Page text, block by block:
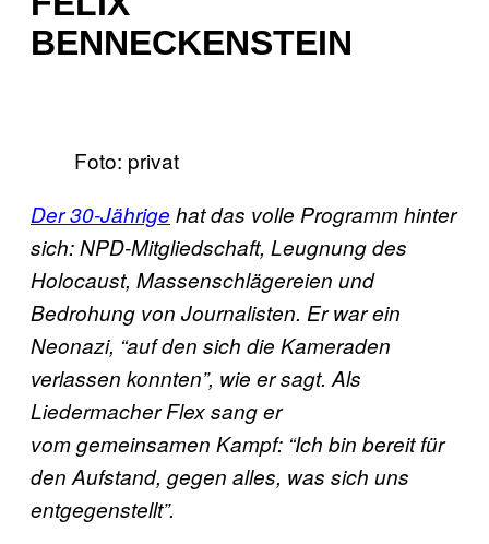
BENNECKENSTEIN
Foto: privat
Der 30-Jährige hat das volle Programm hinter
sich: NPD-Mitgliedschaft, Leugnung des
Holocaust, Massenschlägereien und
Bedrohung von Journalisten. Er war ein
Neonazi, “auf den sich die Kameraden
verlassen konnten”, wie er sagt. Als
Liedermacher Flex sang er
vom gemeinsamen Kampf: “Ich bin bereit für
den Aufstand, gegen alles, was sich uns
entgegenstellt”.